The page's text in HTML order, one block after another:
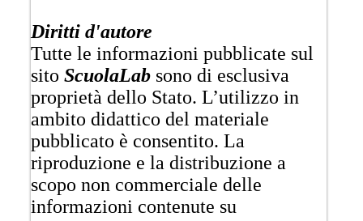
Diritti d'autore
Tutte le informazioni pubblicate sul
sito ScuolaLab sono di esclusiva
proprietà dello Stato. L’utilizzo in
ambito didattico del materiale
pubblicato è consentito. La
riproduzione e la distribuzione a
scopo non commerciale delle
informazioni contenute su